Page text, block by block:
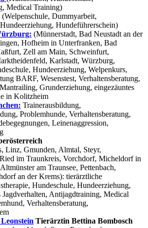
Medical Training)
(Welpenschule, Dummyarbeit,
Hundeführerschein)
(Münnerstadt, Bad Neustadt an der
Hofheim in Unterfranken, Bad
Zell am Main, Schweinfurt,
Karlstadt, Würzburg,
Hundeerziehung, Welpenkurs,
BARF, Wesenstest, Verhaltensberatung,
Grunderziehung, eingezäuntes
in Kolitzheim
Trainerausbildung,
Problemhunde, Verhaltensberatung,
Leinenaggression,
Linz, Gmunden, Almtal, Steyr,
im Traunkreis, Vorchdorf, Micheldorf in
am Traunsee, Pettenbach,
an der Krems): tierärztliche
Hundeschule, Hundeerziehung,
Jagdverhalten, Antijagdtraining, Medical
Verhaltensberatung,
Tierärztin Bettina Bombosch